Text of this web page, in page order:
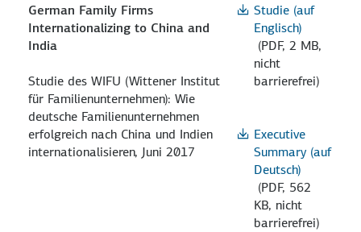
German Family Firms
Internationalizing to China and
India
Studie des WIFU (Wittener Institut
für Familienunternehmen): Wie
deutsche Familienunternehmen
erfolgreich nach China und Indien
internationalisieren, Juni 2017
Studie (auf
Englisch)
(PDF, 2 MB,
nicht
barrierefrei)
Executive
Summary (auf
Deutsch)
(PDF, 562
KB, nicht
barrierefrei)